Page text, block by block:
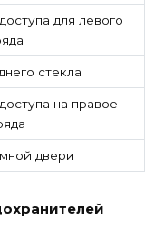
для левого
стекла
на правое
двери